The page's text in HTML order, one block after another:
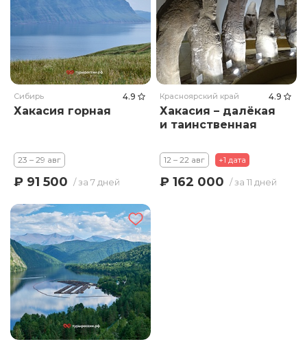
Сибирь 4.9
Хакасия горная
23 – 29 авг
₽ 91 500 / за 7 дней
Красноярский край 4.9
Хакасия – далёкая
и таинственная
12 – 22 авг +1 дата
₽ 162 000 / за 11 дней